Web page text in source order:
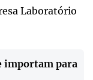
Laboratório
importam para